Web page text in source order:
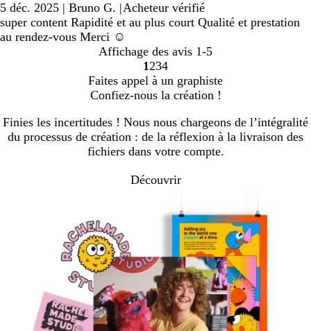
5 déc. 2025 | Bruno G. |Acheteur vérifié
super content Rapidité et au plus court Qualité et prestation
au rendez-vous Merci ☺️
Affichage des avis 1-5
aller
à
la
1
1 aller
à
la
2
2 aller
à
la
3
3aller
à
la
page
4
4
Faites appel à un graphiste
Confiez-nous la création !
Finies les incertitudes ! Nous nous chargeons de l’intégralité
du processus de création : de la réflexion à la livraison des
fichiers dans votre compte.
Découvrir